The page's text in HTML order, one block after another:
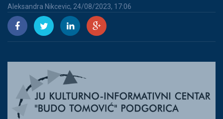
Aleksandra Nikcevic, 24/08/2023, 17:06